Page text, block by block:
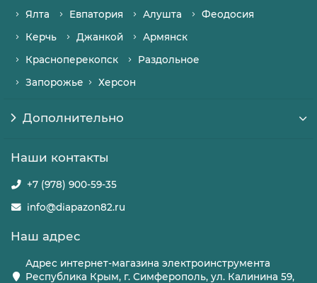
Ялта
Евпатория Алушта
Феодосия
Керчь
Джанкой
Армянск
Красноперекопск
Раздольное
Запорожье
Херсон
Дополнительно
Наши контакты
+7 (978) 900-59-35
info@diapazon82.ru
Наш адрес
Адрес интернет-магазина электроинструмента
Республика Крым, г. Симферополь, ул. Калинина 59,